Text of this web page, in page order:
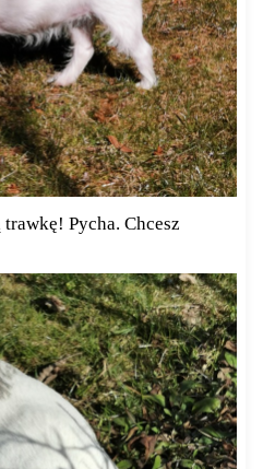
Pycha. Chcesz